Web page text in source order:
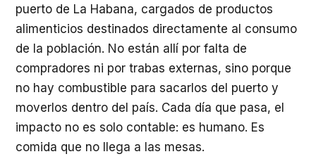
puerto de La Habana, cargados de productos
alimenticios destinados directamente al consumo
de la población. No están allí por falta de
compradores ni por trabas externas, sino porque
no hay combustible para sacarlos del puerto y
moverlos dentro del país. Cada día que pasa, el
impacto no es solo contable: es humano. Es
comida que no llega a las mesas.